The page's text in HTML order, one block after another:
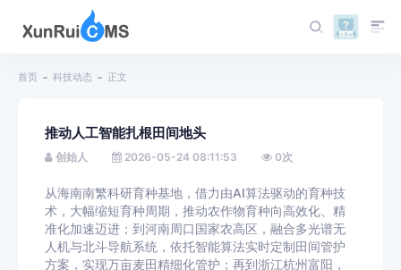
首页 科技动态 正文
推动人工智能扎根田间地头
创始人 2026-05-24 08:11:53 0次
从海南南繁科研育种基地，借力由AI算法驱动的育种技
术，大幅缩短育种周期，推动农作物育种向高效化、精
准化加速迈进；到河南周口国家农高区，融合多光谱无
人机与北斗导航系统，依托智能算法实时定制田间管护
方案，实现万亩麦田精细化管护；再到浙江杭州富阳，